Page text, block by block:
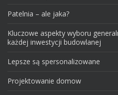
Patelnia – ale jaka?
Kluczowe aspekty wyboru
każdej inwestycji budowlanej
Lepsze są spersonalizowane
Projektowanie domow